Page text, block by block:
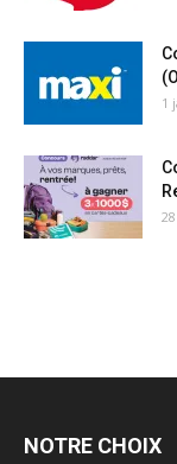
1
NOTRE CHOIX